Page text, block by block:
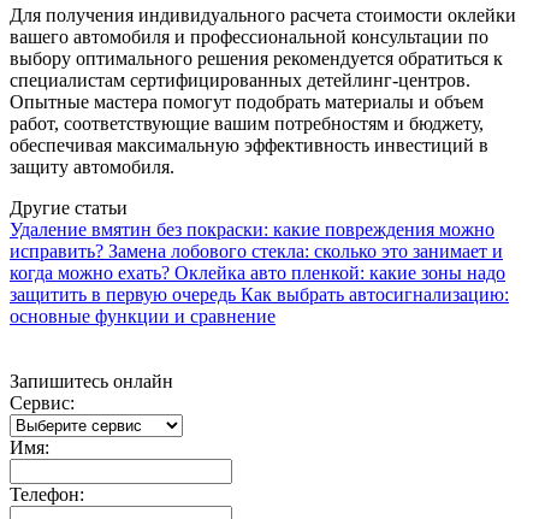
Для получения индивидуального расчета стоимости оклейки
вашего автомобиля и профессиональной консультации по
выбору оптимального решения рекомендуется обратиться к
специалистам сертифицированных детейлинг-центров.
Опытные мастера помогут подобрать материалы и объем
работ, соответствующие вашим потребностям и бюджету,
обеспечивая максимальную эффективность инвестиций в
защиту автомобиля.
Другие статьи
Удаление вмятин без покраски: какие повреждения можно
исправить? Замена лобового стекла: сколько это занимает и
когда можно ехать? Оклейка авто пленкой: какие зоны надо
защитить в первую очередь Как выбрать автосигнализацию:
основные функции и сравнение
Запишитесь онлайн
Сервис:
Имя:
Телефон: